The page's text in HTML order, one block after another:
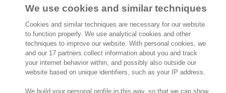
Contact
Exact Belgium
Avenue Reine Astrid 166
1780 Wemmel
Belgique
We use cookies and similar techniques
Cookies and similar techniques are necessary for our website
to function properly. We use analytical cookies and other
techniques to improve our website. With personal cookies, we
and our 17 partners collect information about you and track
your internet behavior within, and possibly also outside our
website based on unique identifiers, such as your IP address.
We build your personal profile in this way, so that we can show